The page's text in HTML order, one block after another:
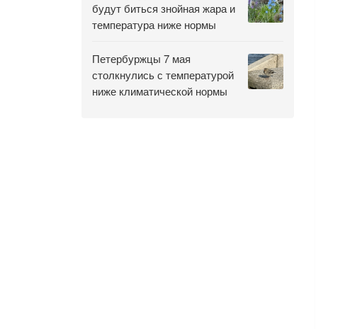
будут биться знойная жара и
температура ниже нормы
Петербуржцы 7 мая
столкнулись с температурой
ниже климатической нормы